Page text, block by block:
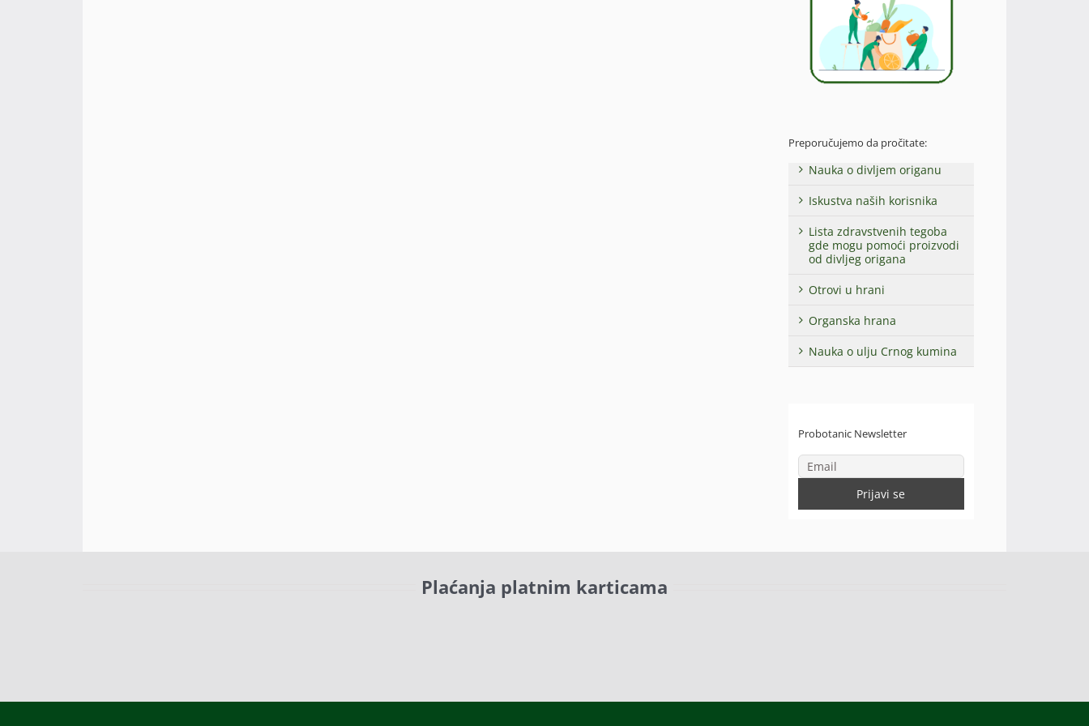
Preporučujemo da pročitate:
Nauka o divljem origanu
Iskustva naših korisnika
Lista zdravstvenih tegoba
gde mogu pomoći proizvodi
od divljeg origana
Otrovi u hrani
Organska hrana
Nauka o ulju Crnog kumina
Probotanic Newsletter
Plaćanja platnim karticama